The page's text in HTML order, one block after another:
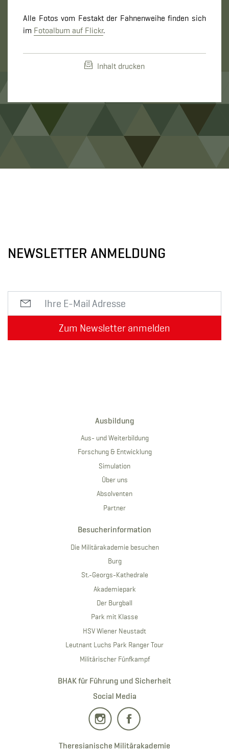
Alle Fotos vom Festakt der Fahnenweihe finden sich
im Fotoalbum auf Flickr.
Inhalt drucken
NEWSLETTER ANMELDUNG
Zum Newsletter anmelden
Ausbildung
Aus- und Weiterbildung
Forschung & Entwicklung
Simulation
Über uns
Absolventen
Partner
Besucherinformation
Die Militärakademie besuchen
Burg
St.-Georgs-Kathedrale
Akademiepark
Der Burgball
Park mit Klasse
HSV Wiener Neustadt
Leutnant Luchs Park Ranger Tour
Militärischer Fünfkampf
BHAK für Führung und Sicherheit
Social Media
Theresianische Militärakademie